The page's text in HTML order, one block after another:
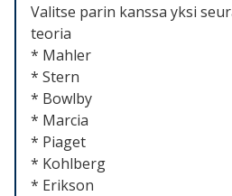
Valitse parin kanssa yksi
teoria
* Mahler
* Stern
* Bowlby
* Marcia
* Piaget
* Kohlberg
* Erikson